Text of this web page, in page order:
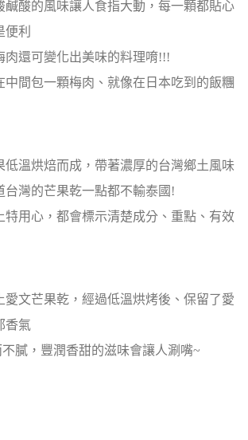
鹹酸的風味讓人食指大動，每一顆都貼心
便利
肉還可變化出美味的料理唷!!!
中間包一顆梅肉、就像在日本吃到的飯糰
低溫烘焙而成，帶著濃厚的台灣鄉土風味
台灣的芒果乾一點都不輸泰國!
特用心，都會標示清楚成分、重點、有效
愛文芒果乾，經過低溫烘烤後、保留了愛
香氣
膩，豐潤香甜的滋味會讓人涮嘴~